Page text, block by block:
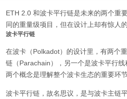
ETH 2.0 和波卡平行链是未来的两个重
同的重量级项目，但在设计上却有惊人的
波卡平行链
在波卡（Polkadot）的设计里，有两个
链（Parachain），另一个是波卡平行
两个概念是理解整个波卡生态的重要环节
波卡平行链，故名思议，是与波卡主链